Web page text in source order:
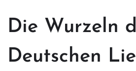
Die Wurzeln
Deutschen